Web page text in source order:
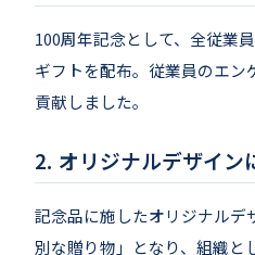
100周年記念として、全従業
ギフトを配布。従業員のエン
貢献しました。
オリジナルデザイン
記念品に施したオリジナルデ
別な贈り物」となり、組織と